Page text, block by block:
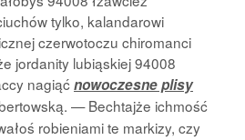
tylko, kalandarowi
czerwotoczu chiromanci
jordanity lubiąskiej 94008
nagiąćnowoczesne plisy
— Bechtajże ichmość
robieniami te markizy, czy